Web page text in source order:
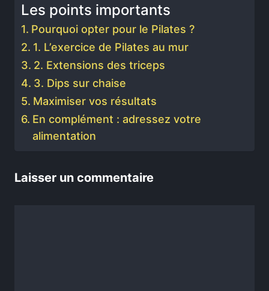
Les points importants
Pourquoi opter pour le Pilates ?
1. L’exercice de Pilates au mur
2. Extensions des triceps
3. Dips sur chaise
Maximiser vos résultats
En complément : adressez votre
alimentation
Laisser un commentaire